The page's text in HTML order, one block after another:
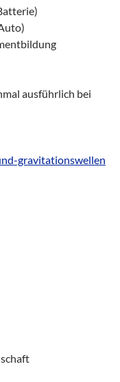
ausführlich bei
gravitationswellen